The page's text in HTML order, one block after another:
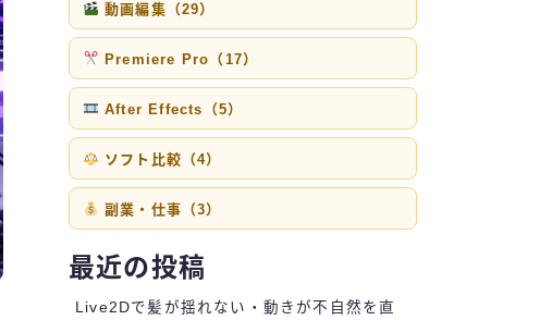
動画編集（29）
Premiere Pro（17）
After Effects（5）
ソフト比較（4）
副業・仕事（3）
最近の投稿
Live2Dで髪が揺れない・動きが不自然を直